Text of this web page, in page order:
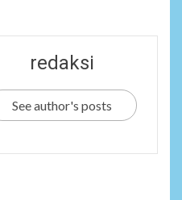
redaksi
See author's posts